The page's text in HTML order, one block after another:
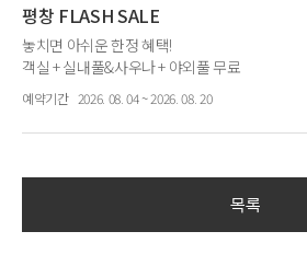
평창 FLASH SALE
놓치면 아쉬운 한정 혜택!
객실 + 실내풀&사우나 + 야외풀 무료
업그레이드 + 주중 레이트 체크아웃 12시
예약기간 2026. 08. 04 ~ 2026. 08. 20
목록